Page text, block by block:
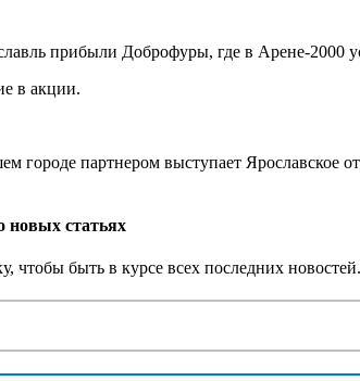
прибыли Доброфуры, где в Арене-
в акции.
городе партнером выступает Ярославское
новых статьях
чтобы быть в курсе всех последних новостей.